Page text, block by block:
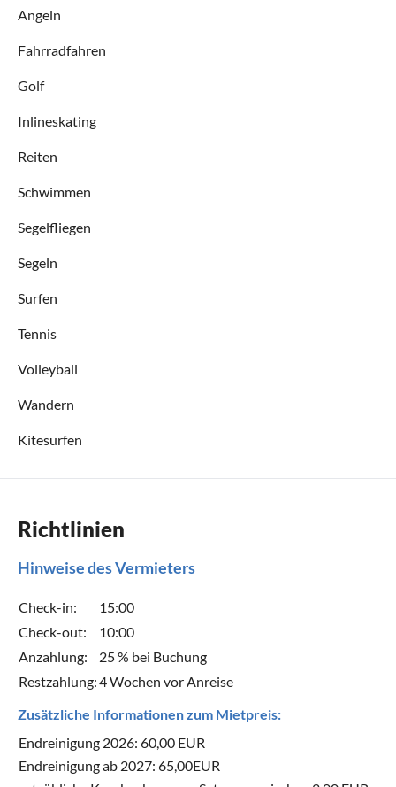
Angeln
Fahrradfahren
Golf
Inlineskating
Reiten
Schwimmen
Segelfliegen
Segeln
Surfen
Tennis
Volleyball
Wandern
Kitesurfen
Richtlinien
Hinweise des Vermieters
Check-in:
15:00
Check-out:
10:00
Anzahlung:
25 % bei Buchung
Restzahlung:4 Wochen vor Anreise
Zusätzliche Informationen zum Mietpreis:
Endreinigung 2026: 60,00 EUR
Endreinigung ab 2027: 65,00EUR